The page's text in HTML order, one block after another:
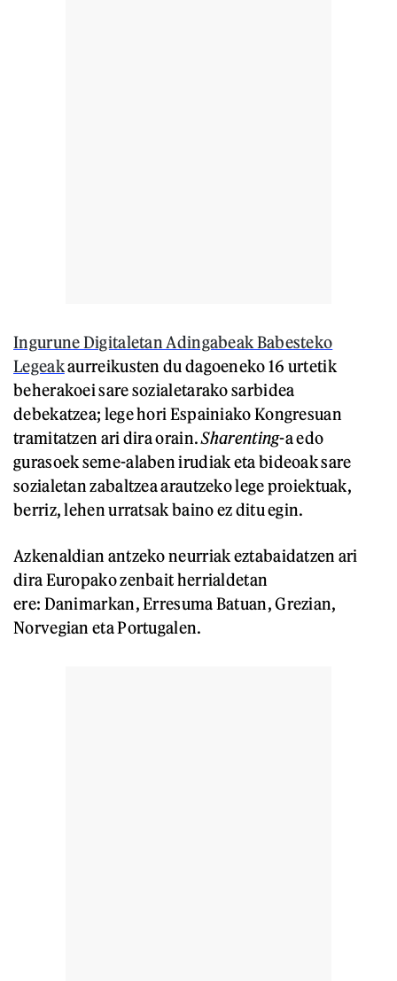
Ingurune Digitaletan Adingabeak Babesteko
Legeakaurreikusten du dagoeneko 16 urtetik
beherakoei sare sozialetarako sarbidea
debekatzea; lege hori Espainiako Kongresuan
tramitatzen ari dira orain.Sharenting-a edo
gurasoek seme-alaben irudiak eta bideoak sare
sozialetan zabaltzea arautzeko lege proiektuak,
berriz, lehen urratsak baino ez ditu egin.
Azkenaldian antzeko neurriak eztabaidatzen ari
dira Europako zenbait herrialdetan
ere: Danimarkan, Erresuma Batuan, Grezian,
Norvegian eta Portugalen.